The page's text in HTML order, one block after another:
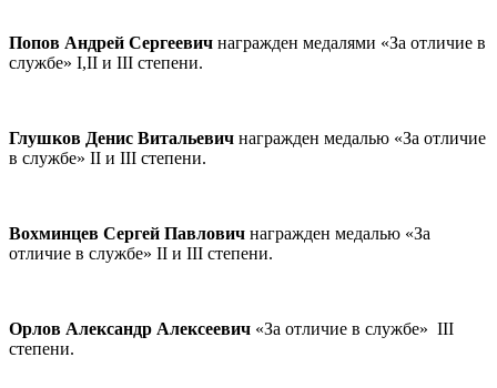
Попов Андрей Сергеевич награжден медалями «За отличие в
службе» I,II и III степени.
Глушков Денис Витальевич награжден медалью «За отличие
в службе» II и III степени.
Вохминцев Сергей Павлович награжден медалью «За
отличие в службе» II и III степени.
Орлов Александр Алексеевич «За отличие в службе» III
степени.